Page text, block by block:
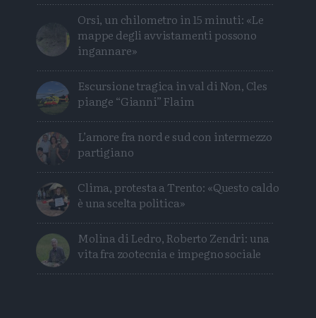
Orsi, un chilometro in 15 minuti: «Le
mappe degli avvistamenti possono
ingannare»
Escursione tragica in val di Non, Cles
piange “Gianni” Flaim
L’amore fra nord e sud con intermezzo
partigiano
Clima, protesta a Trento: «Questo caldo
è una scelta politica»
Molina di Ledro, Roberto Zendri: una
vita fra zootecnia e impegno sociale